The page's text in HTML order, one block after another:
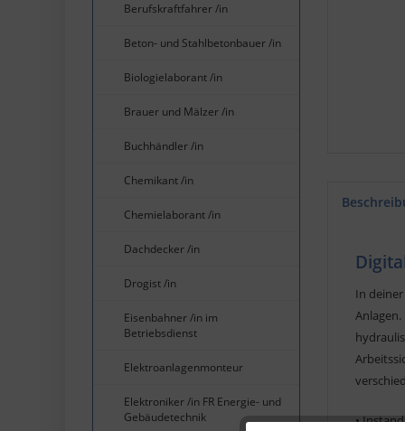
Berufskraftfahrer /in
Beton- und Stahlbetonbauer /in
Biologielaborant /in
Brauer und Mälzer /in
Buchhändler /in
Chemikant /in
Chemielaborant /in
Dachdecker /in
Drogist /in
Eisenbahner /in im
Betriebsdienst
Elektroanlagenmonteur
Elektroniker /in FR Energie- und
Gebäudetechnik
In
•